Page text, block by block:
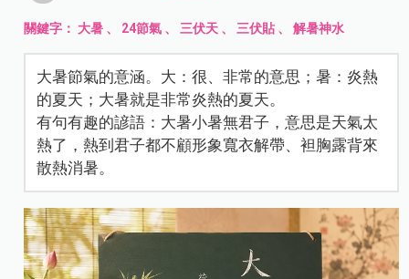
關鍵字： 大暑 、 24節氣 、 三伏天 、 三伏貼、解暑神水
大暑節氣的意涵。大：很、非常的意思；暑：炎熱
的夏天；大暑就是非常炎熱的夏天。
有句有趣的諺語：大暑小暑無君子，意思是天氣太
熱了，熱到君子都不顧形象寬衣解帶、袒胸露背來
散熱消暑。